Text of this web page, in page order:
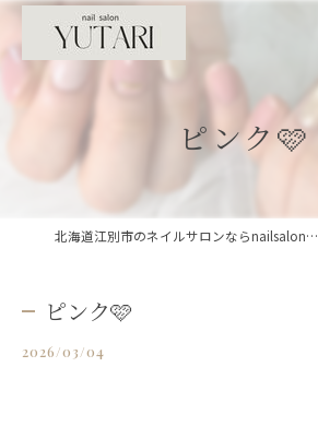
ピンク🩷
北海道江別市のネイルサロンならnailsalon YUTARI
ピンク🩷
2026/03/04